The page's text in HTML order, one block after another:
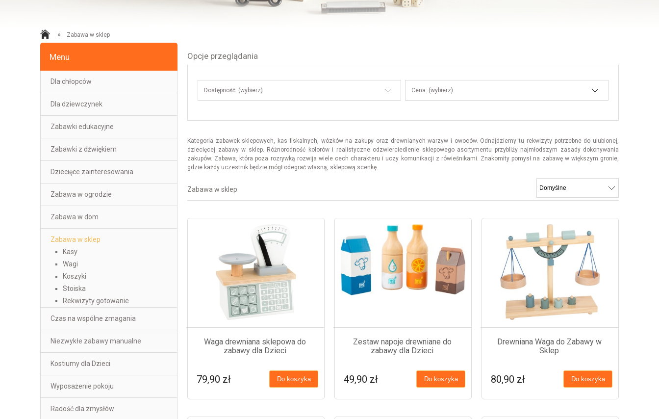
» Zabawa w sklep
Menu
Dla chłopców
Dla dziewczynek
Zabawki edukacyjne
Zabawki z dźwiękiem
Dziecięce zainteresowania
Zabawa w ogrodzie
Zabawa w dom
Zabawa w sklep
Kasy
Wagi
Koszyki
Stoiska
Rekwizyty gotowanie
Czas na wspólne zmagania
Niezwykłe zabawy manualne
Kostiumy dla Dzieci
Wyposażenie pokoju
Radość dla zmysłów
Opcje przeglądania
Dostępność: (wybierz) Cena: (wybierz)
Kategoria zabawek sklepowych, kas fiskalnych, wózków na zakupy oraz drewnianych warzyw i owoców. Odnajdziemy tu rekwizyty potrzebne do ulubionej,
dziecięcej zabawy w sklep. Różnorodność kolorów i realistyczne odzwierciedlenie sklepowego asortymentu przybliży najmłodszym zasady dokonywania
zakupów. Zabawa, która poza rozrywką rozwija wiele cech charakteru i uczy komunikacji z rówieśnikami. Znakomity pomysł na zabawę w większym gronie,
gdzie każdy uczestnik będzie mógł odegrać własną, sklepową scenkę.
Zabawa w sklep
Waga drewniana sklepowa do
zabawy dla Dzieci
79,90 zł Do koszyka
Zestaw napoje drewniane do
zabawy dla Dzieci
49,90 zł Do koszyka
Drewniana Waga do Zabawy w
Sklep
80,90 zł Do koszyka